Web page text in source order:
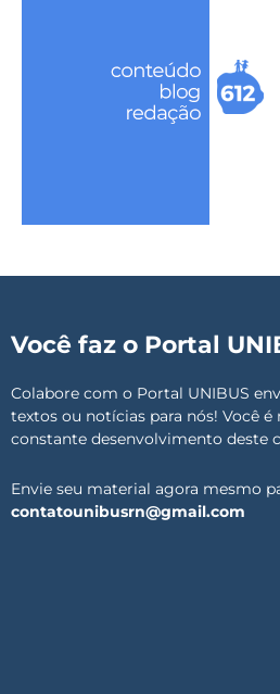
Você faz o Portal
Colabore com o Portal UNIBUS
textos ou notícias para nós! Você
constante desenvolvimento deste
Envie seu material agora mesmo
contatounibusrn@gmail.com